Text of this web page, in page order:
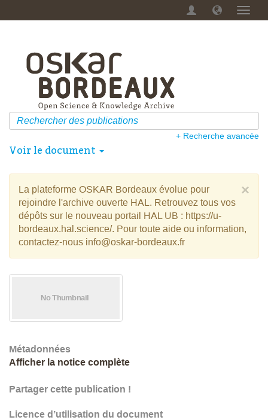
Menu
+ Recherche avancée
Voir le document
×
La plateforme OSKAR Bordeaux évolue pour
rejoindre l'archive ouverte HAL. Retrouvez tous vos
dépôts sur le nouveau portail HAL UB : https://u-
bordeaux.hal.science/. Pour toute aide ou information,
contactez-nous info@oskar-bordeaux.fr
Métadonnées
Afficher la notice complète
Partager cette publication !
Licence d’utilisation du document